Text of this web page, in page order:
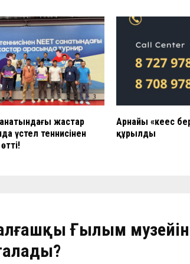
жастар
үстел теннисінен
Арнайы «кеңес
құрылды
Ғылым